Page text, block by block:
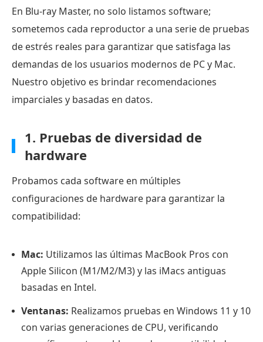
3.
5KPlayer:
Ideal
para
transmisión
multimedia
de
alta
definición.
4.
MPV
mejor
reproductor
minimalista
y
programable
En Blu-ray Master, no solo listamos software;
sometemos cada reproductor a una serie de pruebas
de estrés reales para garantizar que satisfaga las
demandas de los usuarios modernos de PC y Mac.
Nuestro objetivo es brindar recomendaciones
imparciales y basadas en datos.
1. Pruebas de diversidad de
hardware
Probamos cada software en múltiples
configuraciones de hardware para garantizar la
compatibilidad:
Mac: Utilizamos las últimas MacBook Pros con
Apple Silicon (M1/M2/M3) y las iMacs antiguas
basadas en Intel.
Ventanas: Realizamos pruebas en Windows 11 y 10
con varias generaciones de CPU, verificando